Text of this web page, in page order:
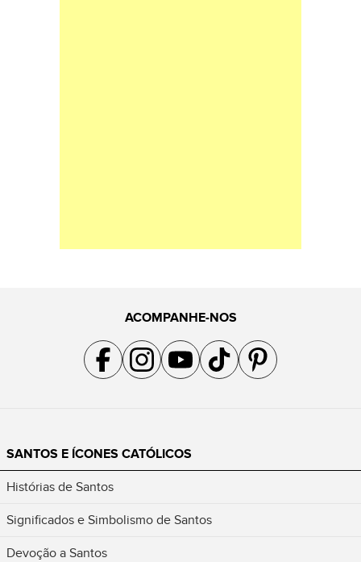
ACOMPANHE-NOS
Acompanhe a gente no Facebook
Acompanhe a gente no Instagram
Acompanhe a gente no YouTube
Acompanhe a gente no TikTok
Acompanhe a gente no
SANTOS E ÍCONES CATÓLICOS
Histórias de Santos
Significados e Simbolismo de Santos
Devoção a Santos